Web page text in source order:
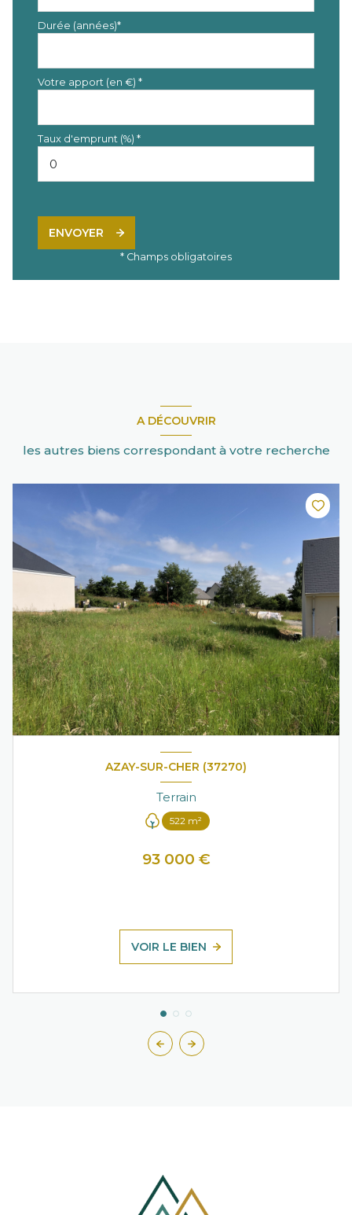
Durée (années)*
Votre apport (en €) *
Taux d'emprunt (%) *
ENVOYER
* Champs obligatoires
A DÉCOUVRIR
les autres biens correspondant à votre recherche
AZAY-SUR-CHER (37270)
Terrain
522 m²
93 000 €
VOIR LE BIEN